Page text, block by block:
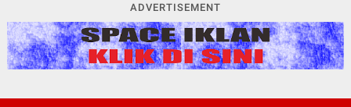
ADVERTISEMENT